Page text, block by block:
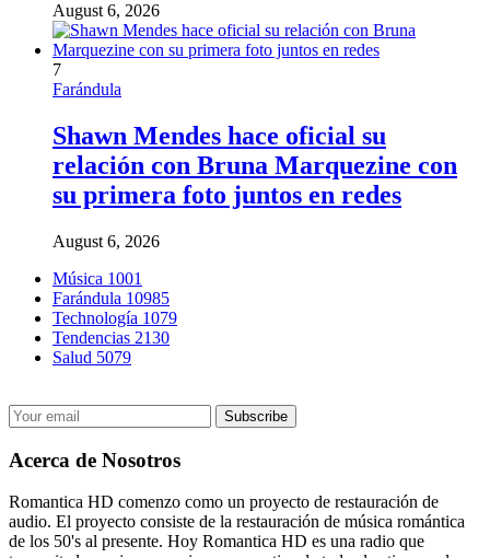
August 6, 2026
7
Farándula
Shawn Mendes hace oficial su
relación con Bruna Marquezine con
su primera foto juntos en redes
August 6, 2026
Música 1001
Farándula 10985
Technología 1079
Tendencias 2130
Salud 5079
Acerca de Nosotros
Romantica HD comenzo como un proyecto de restauración de
audio. El proyecto consiste de la restauración de música romántica
de los 50's al presente. Hoy Romantica HD es una radio que